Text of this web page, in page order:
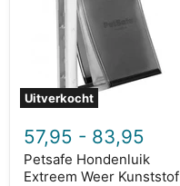
Uitverkocht
57,95 - 83,95
Petsafe Hondenluik
Extreem Weer Kunststof